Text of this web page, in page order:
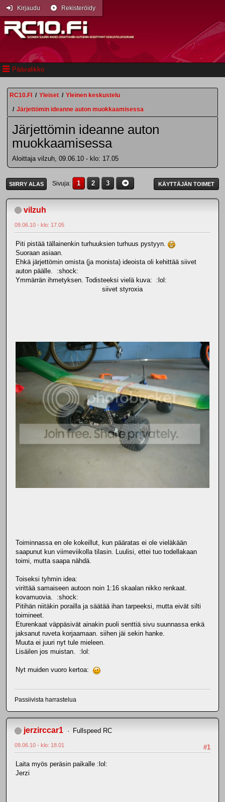
Päävalikko
Kirjaudu Rekisteröidy
RC10.FI / Yleiset / Yleinen keskustelu
/ Järjettömin ideanne auton muokkaamisessa
Järjettömin ideanne auton
muokkaamisessa
Aloittaja vilzuh, 09.06.10 - klo: 17.05
SIIRRY ALAS Sivuja 1 2 3 KÄYTTÄJÄN TOIMET
vilzuh
09.06.10 - klo: 17.05
Piti pistää tällainenkin turhuuksien turhuus pystyyn.
Suoraan asiaan.
Ehkä järjettömin omista (ja monista) ideoista oli kehittää siivet
auton päälle. :shock:
Ymmärrän ihmetyksen. Todisteeksi vielä kuva: :lol:
siivet styroxia
Toiminnassa en ole kokeillut, kun pääratas ei ole vieläkään
saapunut kun viimeviikolla tilasin. Luulisi, ettei tuo todellakaan
toimi, mutta saapa nähdä.
Toiseksi tyhmin idea:
virittää samaiseen autoon noin 1:16 skaalan nikko renkaat.
kovamuovia. :shock:
Pitihän niitäkin porailla ja säätää ihan tarpeeksi, mutta eivät silti
toimineet.
Eturenkaat väppäsivät ainakin puoli senttiä sivu suunnassa enkä
jaksanut ruveta korjaamaan. siihen jäi sekin hanke.
Muuta ei juuri nyt tule mieleen.
Lisäilen jos muistan. :lol:
Nyt muiden vuoro kertoa:
Passiivista harrastelua
jerzirccar1 Fullspeed RC
#1
09.06.10 - klo: 18.01
Laita myös peräsin paikalle :lol:
Jerzi